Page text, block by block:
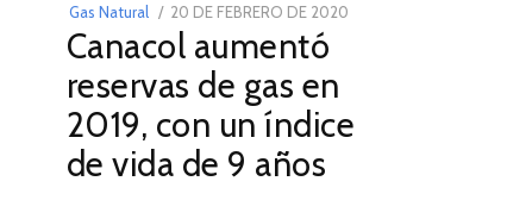
Gas Natural
POSTED
ON
20 DE FEBRERO DE 2020
2025
Canacol aumentó
reservas de gas en
2019, con un índice
de vida de 9 años